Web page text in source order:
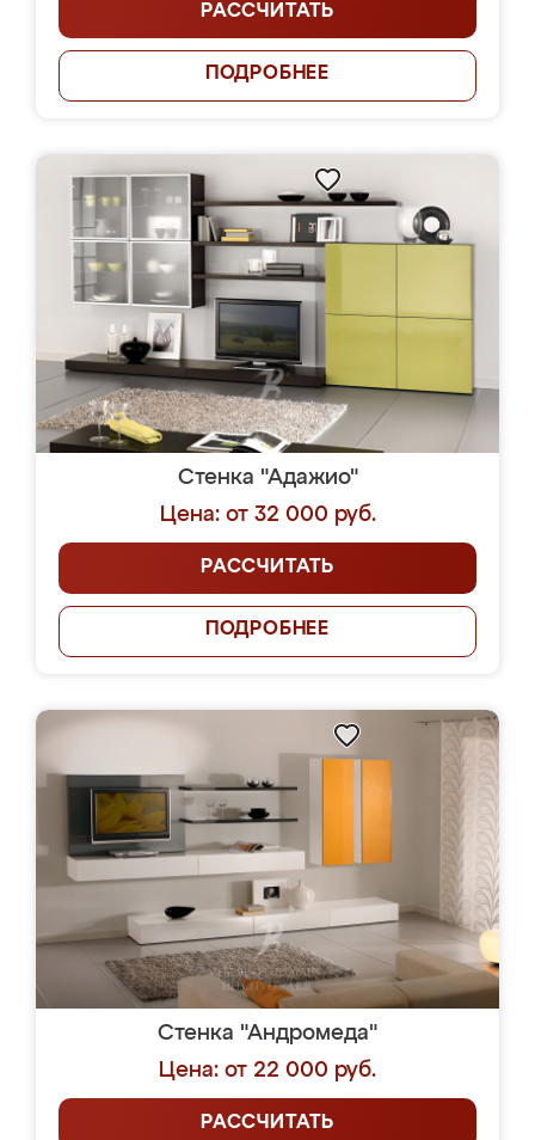
РАССЧИТАТЬ
ПОДРОБНЕЕ
Стенка "Адажио"
Цена: от 32 000 руб.
РАССЧИТАТЬ
ПОДРОБНЕЕ
Стенка "Андромеда"
Цена: от 22 000 руб.
РАССЧИТАТЬ